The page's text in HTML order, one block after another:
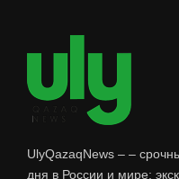
UlyQazaqNews – –
дня в России и мире: